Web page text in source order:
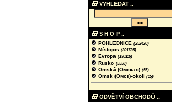
VYHLEDAT ..
S H O P ..
POHLEDNICE (252420)
Místopis (201725)
Evropa (190116)
Rusko (5558)
Omská (Омская) (55)
Omsk (Омск)-okolí (15)
ODVĚTVÍ OBCHODŮ ..